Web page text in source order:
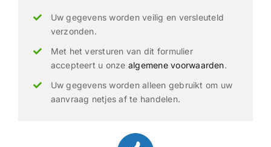
Uw gegevens worden veilig en versleuteld
verzonden.
Met het versturen van dit formulier
accepteert u onze algemene voorwaarden.
Uw gegevens worden alleen gebruikt om uw
aanvraag netjes af te handelen.